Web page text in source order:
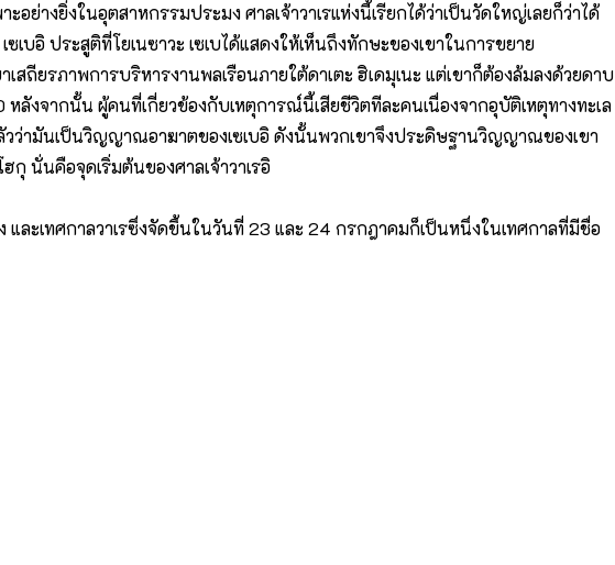
อย่างยิ่งในอุตสาหกรรมประมง ศาลเจ้าวาเรแห่งนี้เรียกได้ว่าเป็นวัดใหญ่เลยก็ว่าได้
ซเบอิ ประสูติที่โยเนซาวะ เซเบได้แสดงให้เห็นถึงทักษะของเขาในการขยาย
สถียรภาพการบริหารงานพลเรือนภายใต้ดาเตะ ฮิเดมุเนะ แต่เขาก็ต้องล้มลงด้วยดาบ
หลังจากนั้น ผู้คนที่เกี่ยวข้องกับเหตุการณ์นี้เสียชีวิตทีละคนเนื่องจากอุบัติเหตุทางทะเล
ว่ามันเป็นวิญญาณอาฆาตของเซเบอิ ดังนั้นพวกเขาจึงประดิษฐานวิญญาณของเขา
กุ นั่นคือจุดเริ่มต้นของศาลเจ้าวาเรอิ
และเทศกาลวาเรซึ่งจัดขึ้นในวันที่ 23 และ 24 กรกฎาคมก็เป็นหนึ่งในเทศกาลที่มีชื่อ